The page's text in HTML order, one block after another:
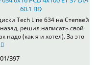
60.1 BD
Tech Line 634 на Степвей
решил написать свой
надо (как я и хотел). За это
397